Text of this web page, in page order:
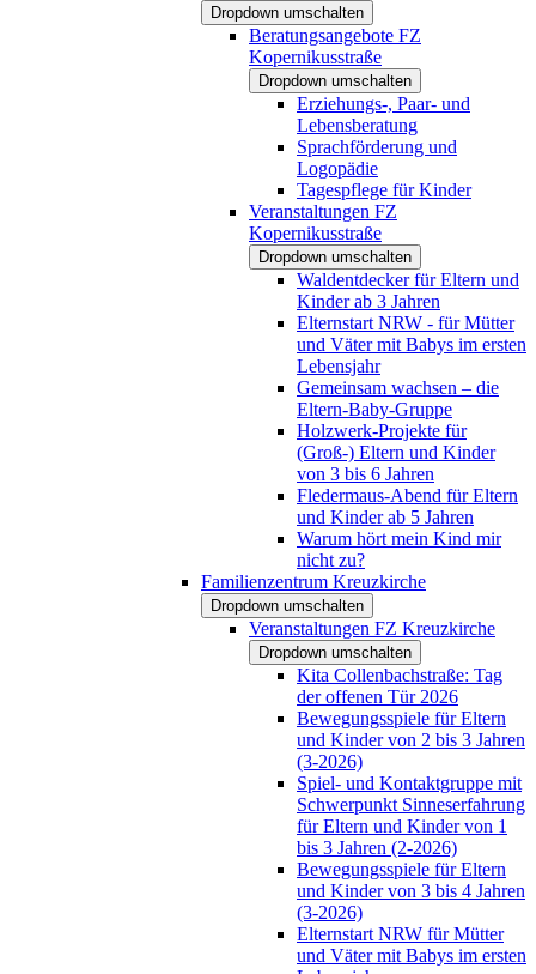
Dropdown umschalten
Beratungsangebote FZ
Kopernikusstraße
Dropdown umschalten
Erziehungs-, Paar- und
Lebensberatung
Sprachförderung und
Logopädie
Tagespflege für Kinder
Veranstaltungen FZ
Kopernikusstraße
Dropdown umschalten
Waldentdecker für Eltern und
Kinder ab 3 Jahren
Elternstart NRW - für Mütter
und Väter mit Babys im ersten
Lebensjahr
Gemeinsam wachsen – die
Eltern-Baby-Gruppe
Holzwerk-Projekte für
(Groß-) Eltern und Kinder
von 3 bis 6 Jahren
Fledermaus-Abend für Eltern
und Kinder ab 5 Jahren
Warum hört mein Kind mir
nicht zu?
Familienzentrum Kreuzkirche
Dropdown umschalten
Veranstaltungen FZ Kreuzkirche
Dropdown umschalten
Kita Collenbachstraße: Tag
der offenen Tür 2026
Bewegungsspiele für Eltern
und Kinder von 2 bis 3 Jahren
(3-2026)
Spiel- und Kontaktgruppe mit
Schwerpunkt Sinneserfahrung
für Eltern und Kinder von 1
bis 3 Jahren (2-2026)
Bewegungsspiele für Eltern
und Kinder von 3 bis 4 Jahren
(3-2026)
Elternstart NRW für Mütter
und Väter mit Babys im ersten